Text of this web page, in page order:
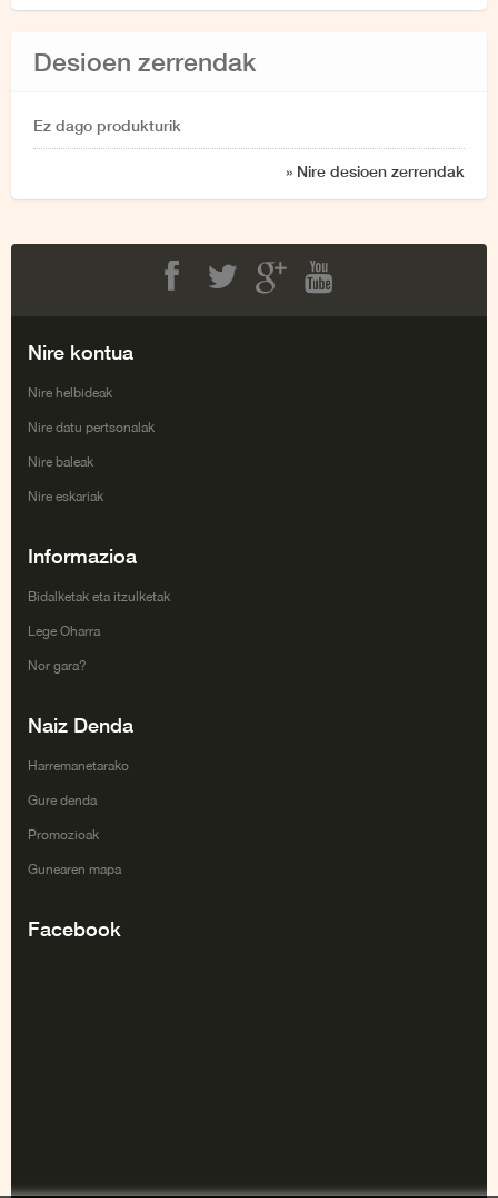
Desioen zerrendak
Ez dago produkturik
» Nire desioen zerrendak
Nire kontua
Nire helbideak
Nire datu pertsonalak
Nire baleak
Nire eskariak
Informazioa
Bidalketak eta itzulketak
Lege Oharra
Nor gara?
Naiz Denda
Harremanetarako
Gure denda
Promozioak
Gunearen mapa
Facebook